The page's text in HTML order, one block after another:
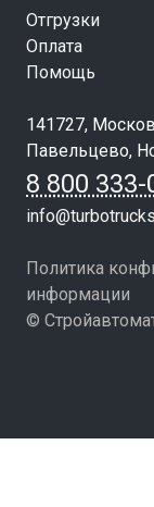
Отгрузки
Оплата
Помощь
141727,
Павельцево,
8 800 333-
Политика
информации
©